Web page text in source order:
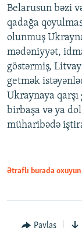
Belarusun bəzi
qadağa
olunmuş
mədəniyyət,
göstərmiş,
getmək
Ukraynaya
birbaşa və ya
müharibədə
Ətraflı burada oxuyun
Paylaş